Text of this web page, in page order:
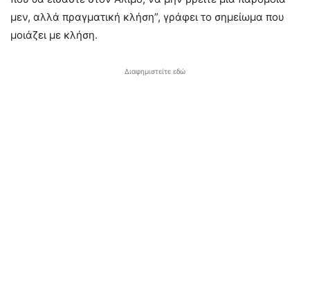
μεν, αλλά πραγματική κλήση”, γράφει το σημείωμα που
μοιάζει με κλήση.
Διαφημιστείτε εδώ